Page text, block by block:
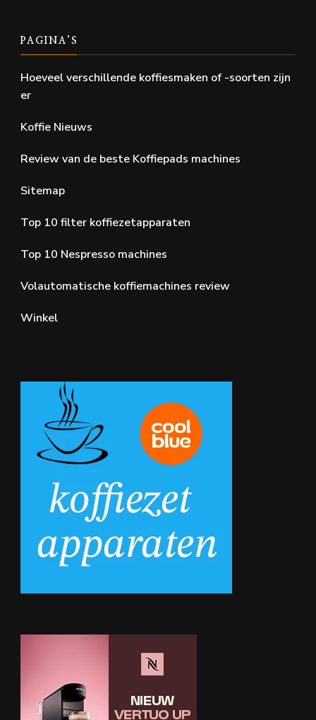
PAGINA’S
Hoeveel verschillende koffiesmaken of -soorten zijn
er
Koffie Nieuws
Review van de beste Koffiepads machines
Sitemap
Top 10 filter koffiezetapparaten
Top 10 Nespresso machines
Volautomatische koffiemachines review
Winkel